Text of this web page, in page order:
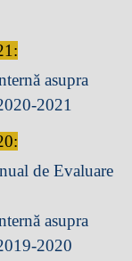
asupra
2021
de Evaluare
asupra
2020